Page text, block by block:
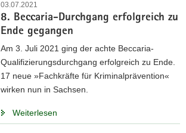
03.07.2021
8. Beccaria-Durchgang erfolgreich zu
Ende gegangen
Am 3. Juli 2021 ging der achte Beccaria-
Qualifizierungsdurchgang erfolgreich zu Ende.
17 neue »Fachkräfte für Kriminalprävention«
wirken nun in Sachsen.
Weiterlesen